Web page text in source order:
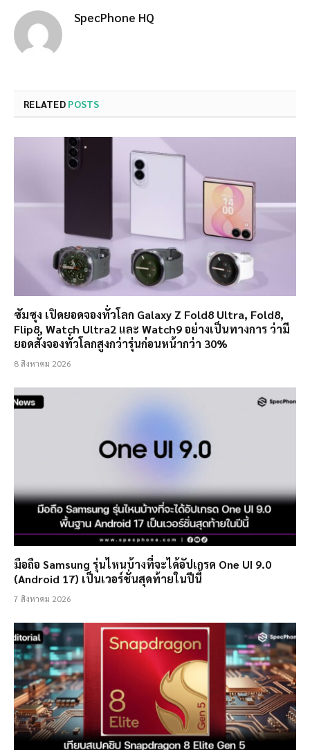
SpecPhone HQ
RELATED POSTS
ซัมซุง เปิดยอดจองทั่วโลก Galaxy Z Fold8 Ultra, Fold8,
Flip8, Watch Ultra2 และ Watch9 อย่างเป็นทางการ ว่ามี
ยอดสั่งจองทั่วโลกสูงกว่ารุ่นก่อนหน้ากว่า 30%
8 สิงหาคม 2026
มือถือ Samsung รุ่นไหนบ้างที่จะได้อัปเกรด One UI 9.0
(Android 17) เป็นเวอร์ชั่นสุดท้ายในปีนี้
7 สิงหาคม 2026